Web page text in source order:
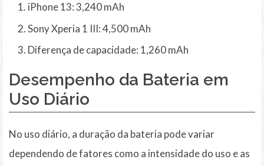
iPhone 13: 3,240 mAh
Sony Xperia 1 III: 4,500 mAh
Diferença de capacidade: 1,260 mAh
Desempenho da Bateria em
Uso Diário
No uso diário, a duração da bateria pode variar
dependendo de fatores como a intensidade do uso e as